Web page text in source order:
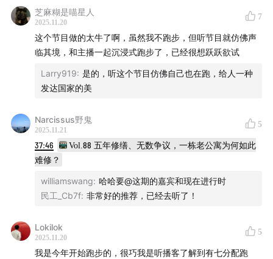
00:00 跑前热身：收听及跑步提醒
跑步起点：上海海关大楼
外滩往事：上海开埠、情人墙、十六铺码头
12:35 虹白田径队、王正林，百年前的上海跑团与跑者
洋泾浜&福州路：上海路名的由来
南京路步行街：四大百货的记忆
28:03
苏州河：从工业重镇到跑者聚集地
芝麻糊是喵星人
2025.11.20
7
这个节目做的太牛了啊，虽然我不跑步，但听节目就仿佛声
临其境，和主播一起沉浸式跑步了，已经很想跃跃欲试
Larry919: 是的，听这个节目仿佛自己也在跑，给人一种
发达国家的美
Narcissus野鬼
2025.11.21
5
37:46
Vol.88 五年修缮、无数争议，一栋老公寓为何如此
难修？
williamswang: 哈哈要@这期的嘉宾和现在进行时
民工_Cb7f: 非常好的推荐，已经去听了！
Lokilok
2025.11.20
5
我是今年开始跑步的，很巧我是听播客了解到有七分配跑